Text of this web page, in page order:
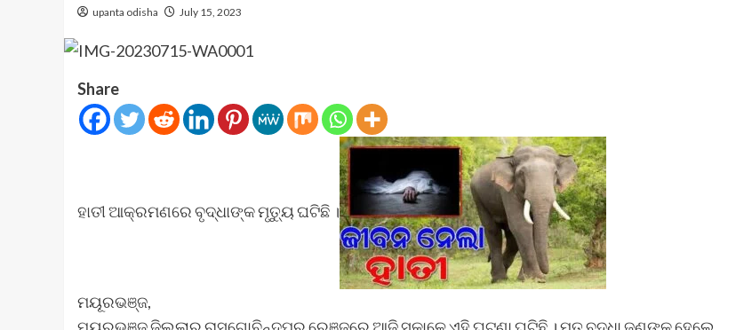
upanta odisha July 15, 2023
Share
ହାତୀ ଆକ୍ରମଣରେ ବୃଦ୍ଧାଙ୍କ ମୃତ୍ୟୁ ଘଟିଛି ।
ମୟୂରଭଞ୍ଜ,